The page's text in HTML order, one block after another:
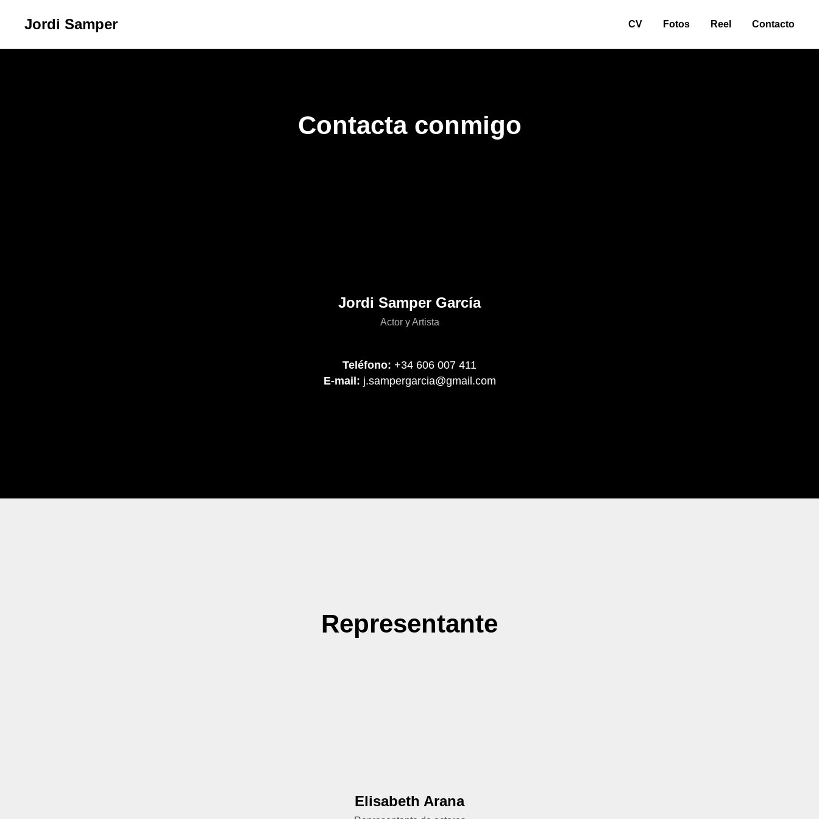
Jordi Samper CV Fotos Reel Contacto
Contacta conmigo
Jordi Samper García
Actor y Artista
Teléfono: +34 606 007 411
E-mail: j.sampergarcia@gmail.com
Representante
Elisabeth Arana